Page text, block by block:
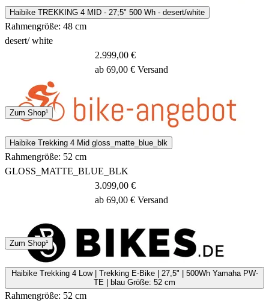
Haibike TREKKING 4 MID - 27;5" 500 Wh - desert/white
Rahmengröße: 48 cm
desert/ white
Spedition
3 - 5 Tage
2.999,00 €
ab 69,00 € Versand
Zum Shop¹
Haibike Trekking 4 Mid gloss_matte_blue_blk
Rahmengröße: 52 cm
GLOSS_MATTE_BLUE_BLK
4 - 7 Tage
3.099,00 €
ab 69,00 € Versand
Zum Shop¹
Haibike Trekking 4 Low | Trekking E-Bike | 27,5" | 500Wh Yamaha PW-
TE | blau Größe: 52 cm
Rahmengröße: 52 cm